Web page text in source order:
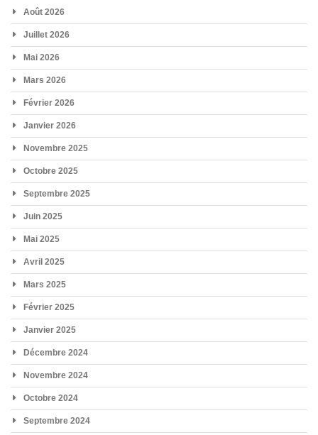
Août 2026
Juillet 2026
Mai 2026
Mars 2026
Février 2026
Janvier 2026
Novembre 2025
Octobre 2025
Septembre 2025
Juin 2025
Mai 2025
Avril 2025
Mars 2025
Février 2025
Janvier 2025
Décembre 2024
Novembre 2024
Octobre 2024
Septembre 2024